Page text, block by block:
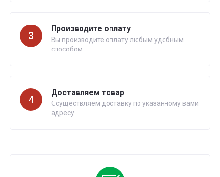
3
Производите оплату
Вы производите оплату любым удобным
способом
4
Доставляем товар
Осуществляем доставку по указанному вами
адресу